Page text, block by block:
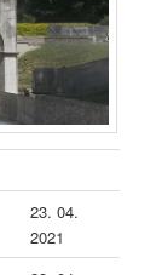
23. 04.
2021